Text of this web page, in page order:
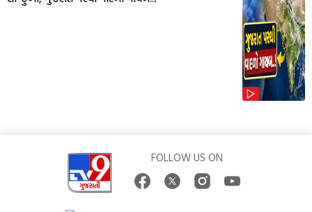
FOLLOW US ON